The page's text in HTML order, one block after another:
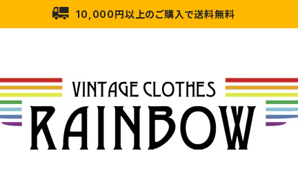
10,000円以上のご購入で送料無料